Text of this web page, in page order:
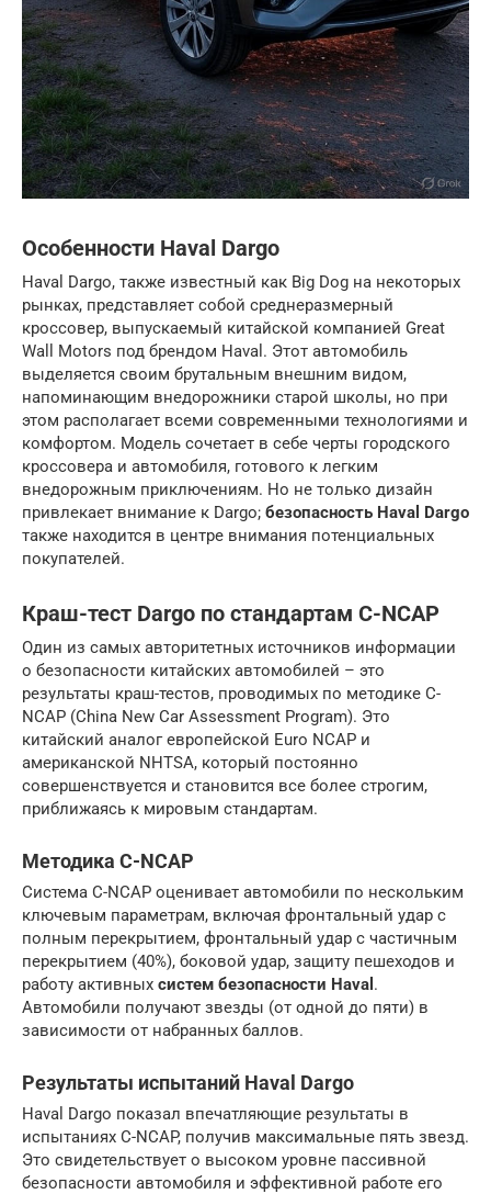
Особенности Haval Dargo
Haval Dargo, также известный как Big Dog на некоторых
рынках, представляет собой среднеразмерный
кроссовер, выпускаемый китайской компанией Great
Wall Motors под брендом Haval. Этот автомобиль
выделяется своим брутальным внешним видом,
напоминающим внедорожники старой школы, но при
этом располагает всеми современными технологиями и
комфортом. Модель сочетает в себе черты городского
кроссовера и автомобиля, готового к легким
внедорожным приключениям. Но не только дизайн
привлекает внимание к Dargo; безопасность Haval Dargo
также находится в центре внимания потенциальных
покупателей.
Краш-тест Dargo по стандартам C-NCAP
Один из самых авторитетных источников информации
о безопасности китайских автомобилей – это
результаты краш-тестов, проводимых по методике C-
NCAP (China New Car Assessment Program). Это
китайский аналог европейской Euro NCAP и
американской NHTSA, который постоянно
совершенствуется и становится все более строгим,
приближаясь к мировым стандартам.
Методика C-NCAP
Система C-NCAP оценивает автомобили по нескольким
ключевым параметрам, включая фронтальный удар с
полным перекрытием, фронтальный удар с частичным
перекрытием (40%), боковой удар, защиту пешеходов и
работу активных систем безопасности Haval .
Автомобили получают звезды (от одной до пяти) в
зависимости от набранных баллов.
Результаты испытаний Haval Dargo
Haval Dargo показал впечатляющие результаты в
испытаниях C-NCAP, получив максимальные пять звезд.
Это свидетельствует о высоком уровне пассивной
безопасности автомобиля и эффективной работе его